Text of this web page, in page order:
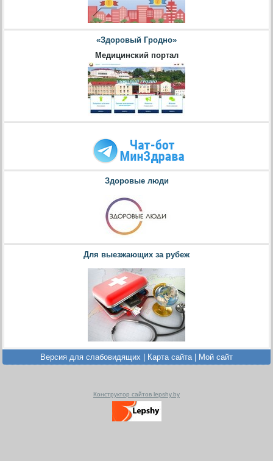
«Здоровый Гродно»
Медицинский портал
Здоровые люди
Для выезжающих за рубеж
Версия для слабовидящих | Карта сайта | Мой сайт
Конструктор сайтов lepshy.by